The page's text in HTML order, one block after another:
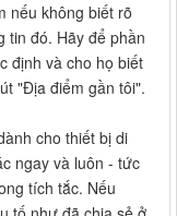
nếu không biết rõ
tin đó. Hãy để phần
định và cho họ biết
"Địa điểm gần tôi".
cho thiết bị di
ngay và luôn - tức
tích tắc. Nếu